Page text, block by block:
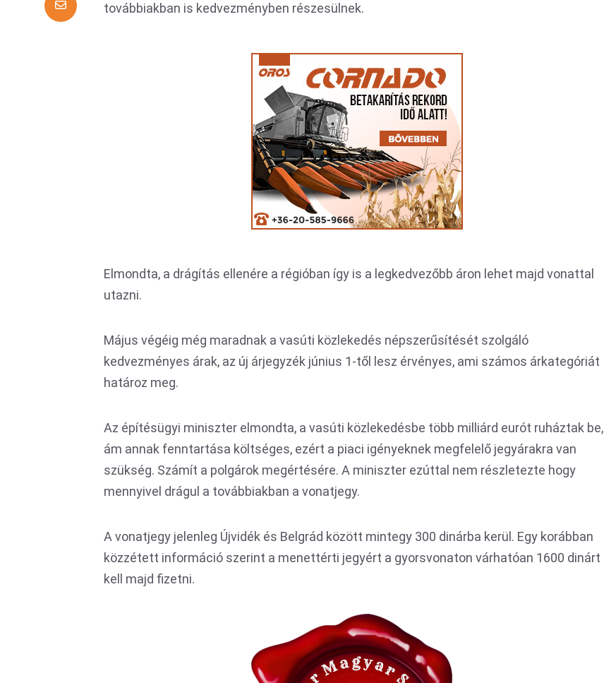
továbbiakban is kedvezményben részesülnek.
Elmondta, a drágítás ellenére a régióban így is a legkedvezőbb áron lehet majd vonattal
utazni.
Május végéig még maradnak a vasúti közlekedés népszerűsítését szolgáló
kedvezményes árak, az új árjegyzék június 1-től lesz érvényes, ami számos árkategóriát
határoz meg.
Az építésügyi miniszter elmondta, a vasúti közlekedésbe több milliárd eurót ruháztak be,
ám annak fenntartása költséges, ezért a piaci igényeknek megfelelő jegyárakra van
szükség. Számít a polgárok megértésére. A miniszter ezúttal nem részletezte hogy
mennyivel drágul a továbbiakban a vonatjegy.
A vonatjegy jelenleg Újvidék és Belgrád között mintegy 300 dinárba kerül. Egy korábban
közzétett információ szerint a menettérti jegyért a gyorsvonaton várhatóan 1600 dinárt
kell majd fizetni.